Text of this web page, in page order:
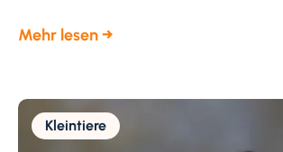
Mehr lesen →
Kleintiere